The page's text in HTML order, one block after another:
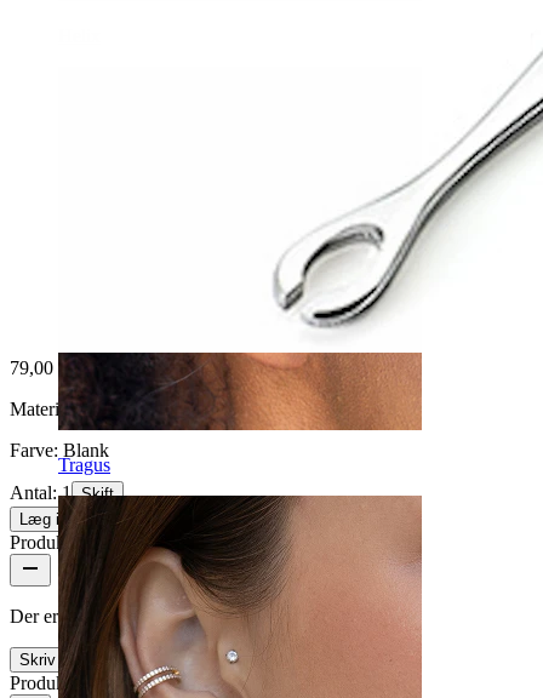
Tragus
79,00 kr
Materiale:
Rustfrit stål
Farve: Blank
Antal: 1 Skift
Læg i kurv
Produktanmeldelser
Der er ingen anmeldelser af dette produkt endnu
Skriv en anmeldelse
Produktdetaljer